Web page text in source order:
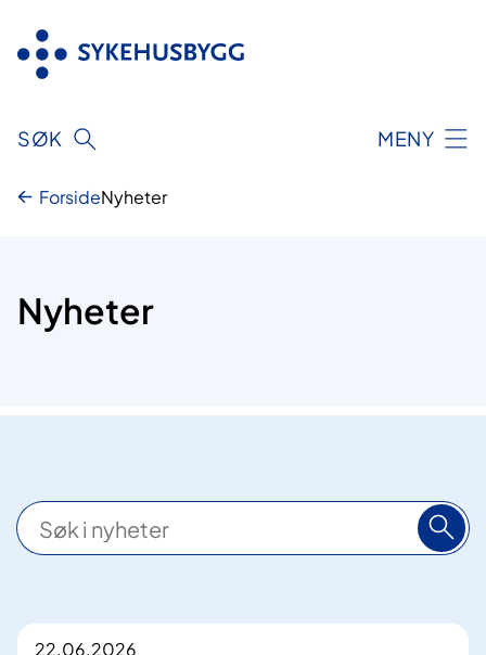
innhold
SØK MENY
ForsideNyheter
Nyheter
S
ø
1
22.06.2026